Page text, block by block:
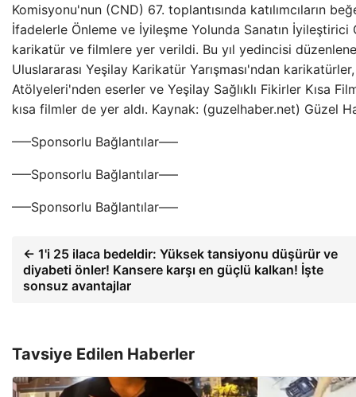
Komisyonu'nun (CND) 67. toplantısında katılımcıların
İfadelerle Önleme ve İyileşme Yolunda Sanatın İyileştirici
karikatür ve filmlere yer verildi. Bu yıl yedincisi
Uluslararası Yeşilay Karikatür Yarışması'ndan
Atölyeleri'nden eserler ve Yeşilay Sağlıklı Fikirler Kısa
kısa filmler de yer aldı. Kaynak: (guzelhaber.net) Güzel
—–Sponsorlu Bağlantılar—–
—–Sponsorlu Bağlantılar—–
—–Sponsorlu Bağlantılar—–
← 1'i 25 ilaca bedeldir: Yüksek tansiyonu düşürür ve
diyabeti önler! Kansere karşı en güçlü kalkan! İşte
sonsuz avantajlar
Tavsiye Edilen Haberler